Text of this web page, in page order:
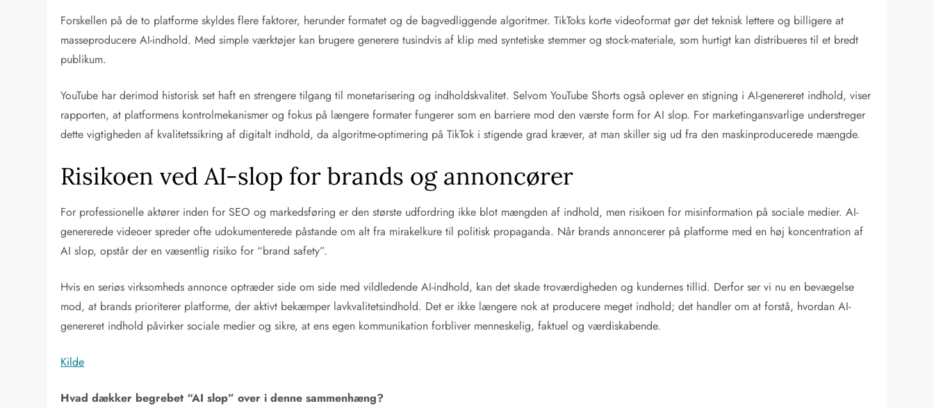
Forskellen på de to platforme skyldes flere faktorer, herunder formatet og de bagvedliggende algoritmer. TikToks korte videoformat gør det teknisk lettere og billigere at
masseproducere AI-indhold. Med simple værktøjer kan brugere generere tusindvis af klip med syntetiske stemmer og stock-materiale, som hurtigt kan distribueres til et bredt
publikum.
YouTube har derimod historisk set haft en strengere tilgang til monetarisering og indholdskvalitet. Selvom YouTube Shorts også oplever en stigning i AI-genereret indhold, viser
rapporten, at platformens kontrolmekanismer og fokus på længere formater fungerer som en barriere mod den værste form for AI slop. For marketingansvarlige understreger
dette vigtigheden af kvalitetssikring af digitalt indhold, da algoritme-optimering på TikTok i stigende grad kræver, at man skiller sig ud fra den maskinproducerede mængde.
Risikoen ved AI-slop for brands og annoncører
For professionelle aktører inden for SEO og markedsføring er den største udfordring ikke blot mængden af indhold, men risikoen for misinformation på sociale medier. AI-
genererede videoer spreder ofte udokumenterede påstande om alt fra mirakelkure til politisk propaganda. Når brands annoncerer på platforme med en høj koncentration af
AI slop, opstår der en væsentlig risiko for “brand safety”.
Hvis en seriøs virksomheds annonce optræder side om side med vildledende AI-indhold, kan det skade troværdigheden og kundernes tillid. Derfor ser vi nu en bevægelse
mod, at brands prioriterer platforme, der aktivt bekæmper lavkvalitetsindhold. Det er ikke længere nok at producere meget indhold; det handler om at forstå, hvordan AI-
genereret indhold påvirker sociale medier og sikre, at ens egen kommunikation forbliver menneskelig, faktuel og værdiskabende.
Kilde
Hvad dækker begrebet “AI slop” over i denne sammenhæng?